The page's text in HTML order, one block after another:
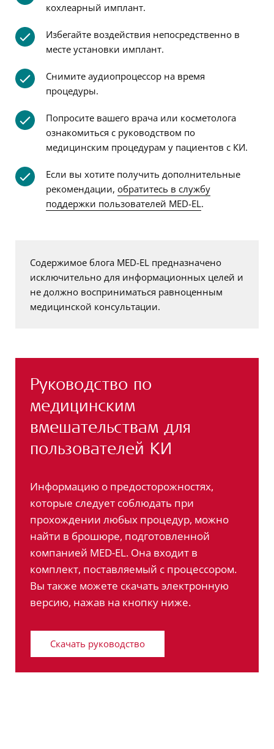
кохлеарный имплант.
Избегайте воздействия непосредственно в
месте установки имплант.
Снимите аудиопроцессор на время
процедуры.
Попросите вашего врача или косметолога
ознакомиться с руководством по
медицинским процедурам у пациентов с КИ.
Если вы хотите получить дополнительные
рекомендации, обратитесь в службу
поддержки пользователей MED-EL.
Содержимое блога MED-EL предназначено
исключительно для информационных целей и
не должно восприниматься равноценным
медицинской консультации.
Руководство по
медицинским
вмешательствам для
пользователей КИ
Информацию о предосторожностях,
которые следует соблюдать при
прохождении любых процедур, можно
найти в брошюре, подготовленной
компанией MED-EL. Она входит в
комплект, поставляемый с процессором.
Вы также можете скачать электронную
версию, нажав на кнопку ниже.
Скачать руководство